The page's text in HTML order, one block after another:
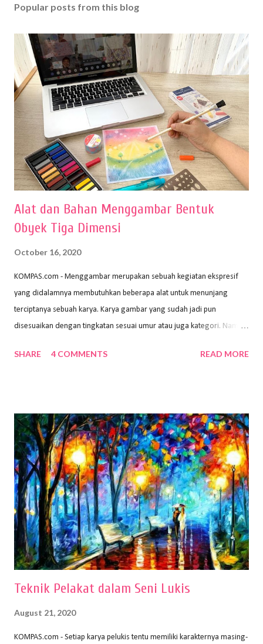
Popular posts from this blog
Alat dan Bahan Menggambar Bentuk
Obyek Tiga Dimensi
October 16, 2020
KOMPAS.com - Menggambar merupakan sebuah kegiatan ekspresif
yang didalamnya membutuhkan beberapa alat untuk menunjang
terciptanya sebuah karya. Karya gambar yang sudah jadi pun
disesuaikan dengan tingkatan sesuai umur atau juga kategori. Namun,
sehingga hasilnya bisa dilihat. Peran alat dan bahan sangat
memiliki spesifikasi berbeda sesuai jenisnya. Berikut peralatan
menggambar bentuk: 1. Kertas Gambar Kegiatan menggambar
membutuhkan kertas yang baik agar proses pembuatan gambar lebih
nyaman dan maksimal. Bahan kertas yang baik salah satu syaratnya
adalah tidak mudah sobek, mengingat menggambar merupakan
proses menggores dan menghapus. Kertas adalah bahan yang paling
ideal digunakan untuk menggambar. Dalam menggambar
menggunakan pen...
SHARE 4 COMMENTS READ MORE
Teknik Pelakat dalam Seni Lukis
August 21, 2020
KOMPAS.com - Setiap karya pelukis tentu memiliki karakternya masing-